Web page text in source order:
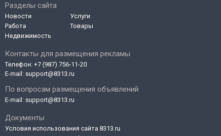
Контакты для размещения рекламы
Телефон: +7 (987) 756-11-20
E-mail: support@8313.ru
По вопросам размещения объявлений
E-mail: support@8313.ru
Документы
Условия использования сайта 8313.ru
Разделы сайта
Новости
Работа
Недвижимость
Услуги
Товары